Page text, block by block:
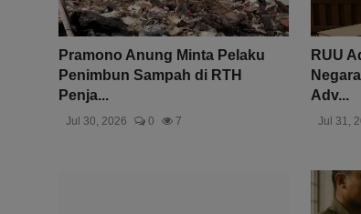
Pramono Anung Minta Pelaku
Penimbun Sampah di RTH
Penja...
Jul 30, 2026 0 7
RUU
Adv...
Jul 31,